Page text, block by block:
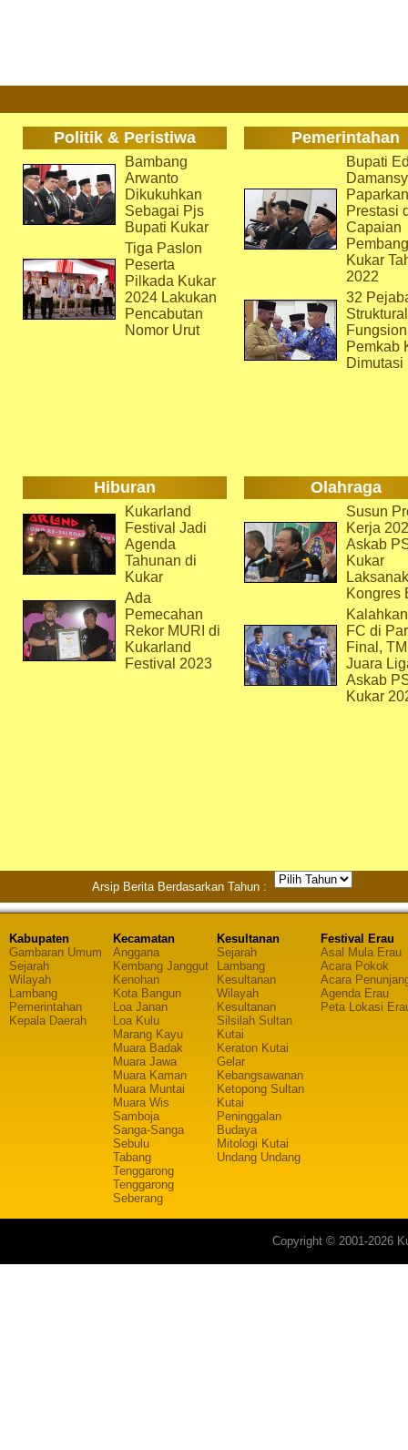
Politik & Peristiwa Pemerintahan
Bambang
Arwanto
Dikukuhkan
Sebagai Pjs
Bupati Kukar
Tiga Paslon
Peserta
Pilkada Kukar
2024 Lakukan
Pencabutan
Nomor Urut
Bupati
Paparkan
Prestasi
Capaian
Kukar
2022
32
Pemkab
Dimutasi
Hiburan Olahraga
Kukarland
Festival Jadi
Agenda
Tahunan di
Kukar
Ada
Pemecahan
Rekor MURI di
Kukarland
Festival 2023
Susun
Kerja
Askab
Kukar
Kongres
FC di
Final,
Juara
Askab
Kukar
Arsip Berita Berdasarkan Tahun :
Kabupaten
Gambaran Umum
Sejarah
Wilayah
Lambang
Pemerintahan
Kepala Daerah
Kecamatan
Anggana
Kembang Janggut
Kenohan
Kota Bangun
Loa Janan
Loa Kulu
Marang Kayu
Muara Badak
Muara Jawa
Muara Kaman
Muara Muntai
Muara Wis
Samboja
Sanga-Sanga
Sebulu
Tabang
Tenggarong
Tenggarong
Seberang
Kesultanan
Sejarah
Lambang
Kesultanan
Wilayah
Kesultanan
Silsilah Sultan
Kutai
Keraton Kutai
Gelar
Kebangsawanan
Ketopong Sultan
Kutai
Peninggalan
Budaya
Mitologi Kutai
Undang Undang
Festival Erau
Asal Mula Erau
Acara Pokok
Acara
Agenda Erau
Peta Lokasi
Copyright © 2001-2026